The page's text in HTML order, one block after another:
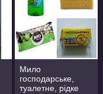
Мило
господарське,
туалетне, рідке